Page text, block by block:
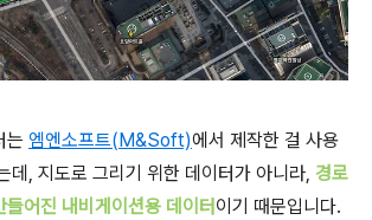
는 엠엔소프트(M&Soft)에서 제작한 걸 사용
데, 지도로 그리기 위한 데이터가 아니라, 경로
어진 내비게이션용 데이터 이기 때문입니다.